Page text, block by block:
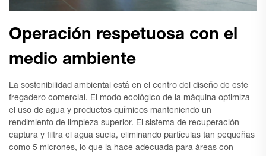
Operación respetuosa con el
medio ambiente
La sostenibilidad ambiental está en el centro del diseño de este
fregadero comercial. El modo ecológico de la máquina optimiza
el uso de agua y productos químicos manteniendo un
rendimiento de limpieza superior. El sistema de recuperación
captura y filtra el agua sucia, eliminando partículas tan pequeñas
como 5 micrones, lo que la hace adecuada para áreas con